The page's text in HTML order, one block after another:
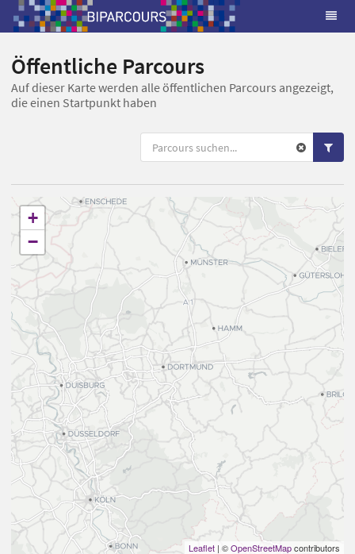
Öffentliche Parcours
Auf dieser Karte werden alle öffentlichen Parcours angezeigt,
die einen Startpunkt haben
+
−
Leaflet | ©OpenStreetMapcontributors